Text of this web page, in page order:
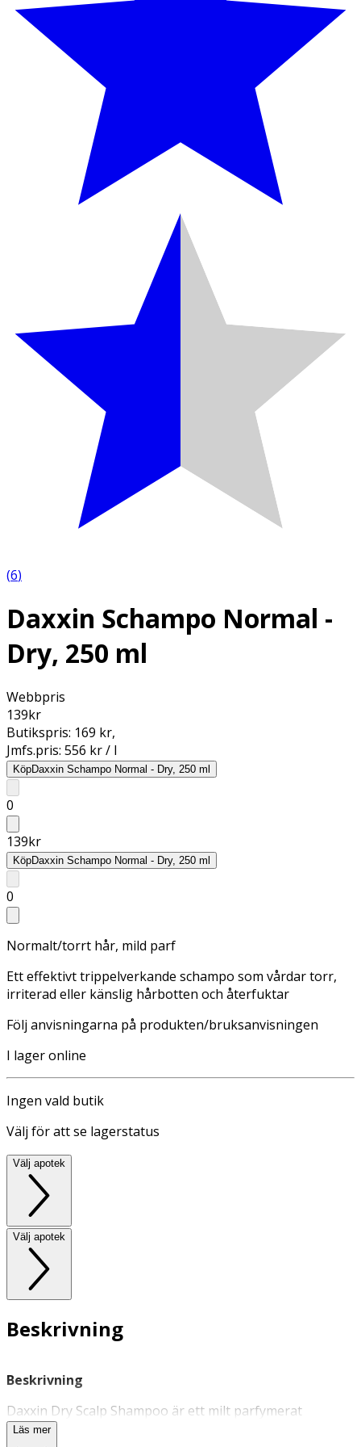
(6)
Daxxin Schampo Normal -
Dry, 250 ml
Webbpris
139kr
Butikspris: 169 kr,
Jmfs.pris: 556 kr / l
KöpDaxxin Schampo Normal - Dry, 250 ml
0
139kr
KöpDaxxin Schampo Normal - Dry, 250 ml
0
Normalt/torrt hår, mild parf
Ett effektivt trippelverkande schampo som vårdar torr,
irriterad eller känslig hårbotten och återfuktar
Följ anvisningarna på produkten/bruksanvisningen
I lager online
Ingen vald butik
Välj för att se lagerstatus
Välj apotek
Välj apotek
Beskrivning
Beskrivning
Daxxin Dry Scalp Shampoo är ett milt parfymerat
schampo
Läs mer